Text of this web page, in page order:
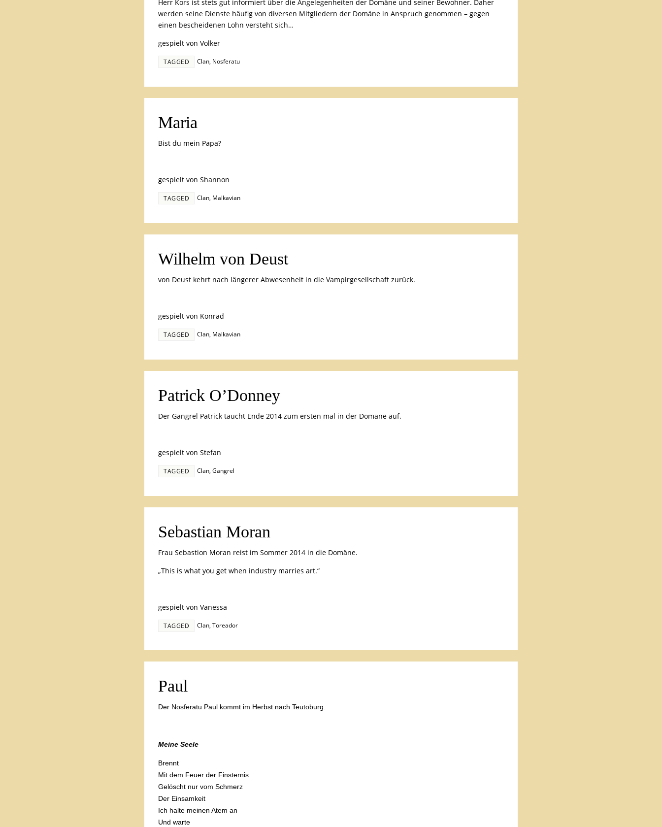
Herr Kors ist stets gut informiert über die Angelegenheiten der Domäne und seiner Bewohner. Daher
werden seine Dienste häufig von diversen Mitgliedern der Domäne in Anspruch genommen – gegen
einen bescheidenen Lohn versteht sich…
gespielt von Volker
TAGGED Clan Nosferatu
Maria
Bist du mein Papa?
gespielt von Shannon
TAGGED Clan Malkavian
Wilhelm von Deust
von Deust kehrt nach längerer Abwesenheit in die Vampirgesellschaft zurück.
gespielt von Konrad
TAGGED Clan Malkavian
Patrick O’Donney
Der Gangrel Patrick taucht Ende 2014 zum ersten mal in der Domäne auf.
gespielt von Stefan
TAGGED Clan Gangrel
Sebastian Moran
Frau Sebastion Moran reist im Sommer 2014 in die Domäne.
„This is what you get when industry marries art.“
gespielt von Vanessa
TAGGED Clan Toreador
Paul
Der Nosferatu Paul kommt im Herbst nach Teutoburg.
Meine Seele
Brennt
Mit dem Feuer der Finsternis
Gelöscht nur vom Schmerz
Der Einsamkeit
Ich halte meinen Atem an
Und warte